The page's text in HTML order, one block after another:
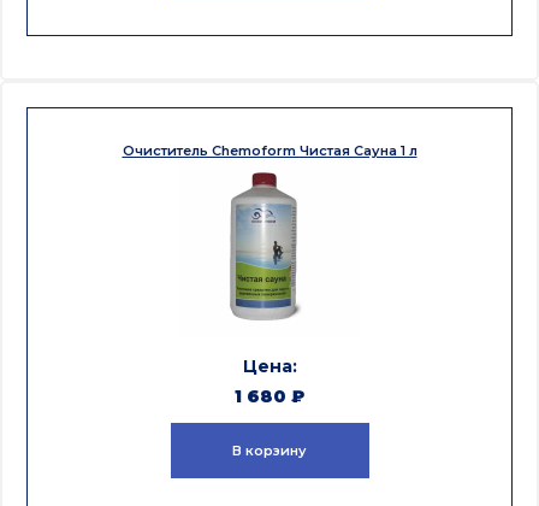
Очиститель Chemoform Чистая Сауна 1 л
1 680 ₽
В корзину